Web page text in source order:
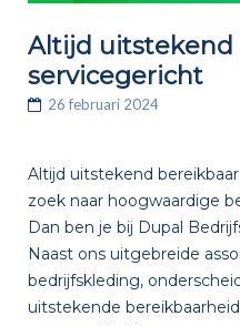
Altijd uitstekend
servicegericht
26 februari 2024
Altijd uitstekend
zoek naar hoogwaardige
Dan ben je bij Dupal
Naast ons uitgebreide
bedrijfskleding,
uitstekende